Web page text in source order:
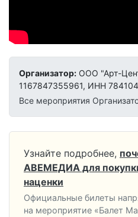
Организатор: ООО "Арт-
1167847355961, ИНН
Все мероприятия
Узнайте подробнее,
АВЕМЕДИА для
наценки
Официальные билеты
на мероприятие «Балет